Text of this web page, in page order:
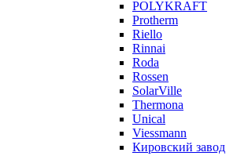
POLYKRAFT
Protherm
Riello
Rinnai
Roda
Rossen
SolarVille
Thermona
Unical
Viessmann
Кировский завод